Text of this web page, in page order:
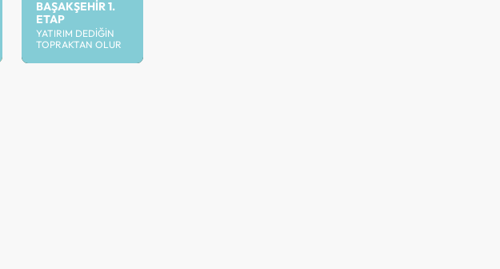
BAŞAKŞEHIR 1.
ETAP
YATIRIM DEDIĞIN
TOPRAKTAN OLUR